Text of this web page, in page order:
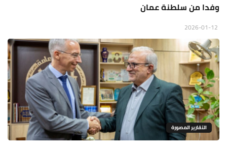
وفدا من سلطنة عمان
التقارير المصورة